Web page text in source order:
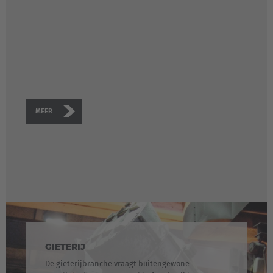
Brasil
Português
MEER
GIETERIJ
De gieterijbranche vraagt buitengewone